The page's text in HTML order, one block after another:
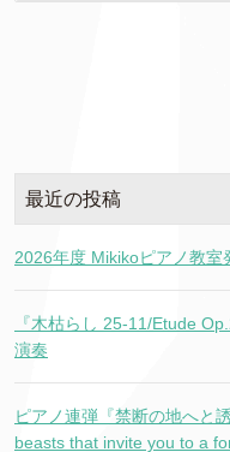
最近の投稿
2026年度 Mikikoピアノ教室
『木枯らし 25-11/Etude
演奏
ピアノ連弾『禁断の地へと
beasts that invite you to a